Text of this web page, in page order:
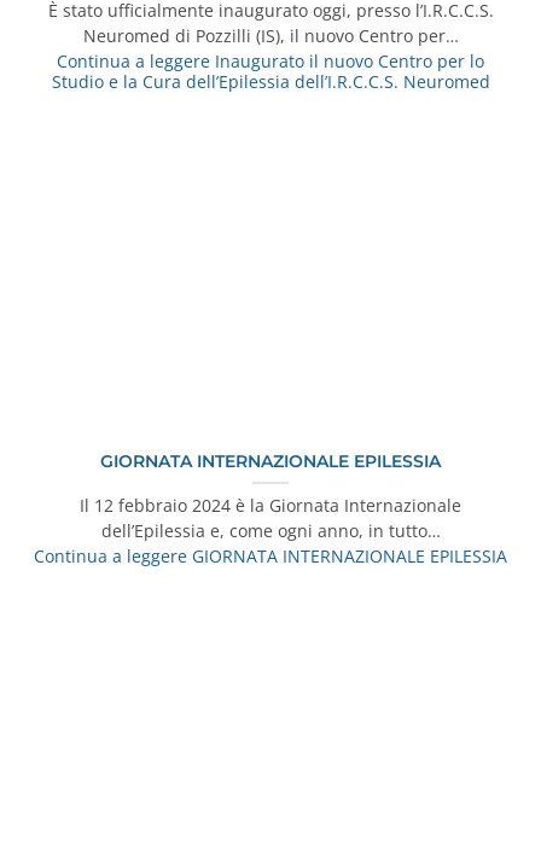
È stato ufficialmente inaugurato oggi, presso l’I.R.C.C.S.
Neuromed di Pozzilli (IS), il nuovo Centro per…
Continua a leggere Inaugurato il nuovo Centro per lo
Studio e la Cura dell’Epilessia dell’I.R.C.C.S. Neuromed
GIORNATA INTERNAZIONALE EPILESSIA
Il 12 febbraio 2024 è la Giornata Internazionale
dell’Epilessia e, come ogni anno, in tutto…
Continua a leggere GIORNATA INTERNAZIONALE EPILESSIA